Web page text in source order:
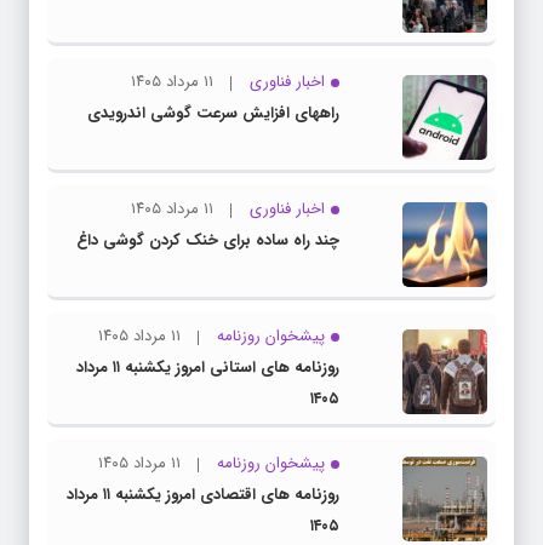
اخبار فناوری
۱۱ مرداد ۱۴۰۵
راههای افزایش سرعت گوشی اندرویدی
اخبار فناوری
۱۱ مرداد ۱۴۰۵
چند راه‌ ساده برای خنک کردن گوشی داغ
پیشخوان روزنامه
۱۱ مرداد ۱۴۰۵
روزنامه های استانی امروز یکشنبه ۱۱ مرداد
۱۴۰۵
پیشخوان روزنامه
۱۱ مرداد ۱۴۰۵
روزنامه های اقتصادی امروز یکشنبه ۱۱ مرداد
۱۴۰۵